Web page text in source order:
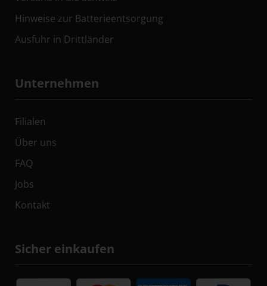
Hinweise zur Batterieentsorgung
Ausfuhr in Drittländer
Unternehmen
Filialen
Über uns
FAQ
Jobs
Kontakt
Sicher einkaufen